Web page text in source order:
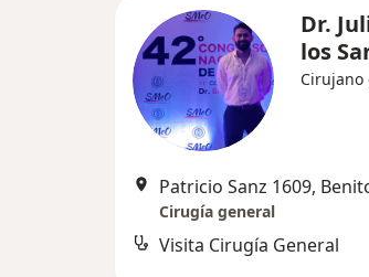
Dr.
los
Cirujano
Patricio Sanz 1609,
Cirugía general
Visita Cirugía General